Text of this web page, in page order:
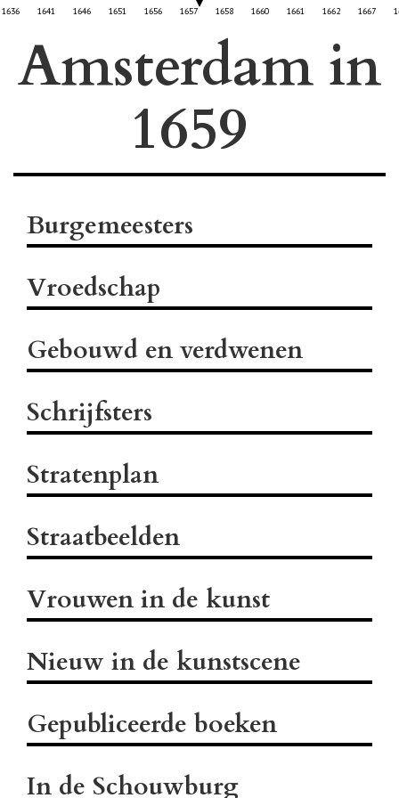
1636 1641 1646 1651 1656 1657 1658 1660 1661 1662 1667
Amsterdam in
Burgemeesters
Vroedschap
Gebouwd en verdwenen
Schrijfsters
Stratenplan
Straatbeelden
Vrouwen in de kunst
Nieuw in de kunstscene
Gepubliceerde boeken
In de Schouwburg